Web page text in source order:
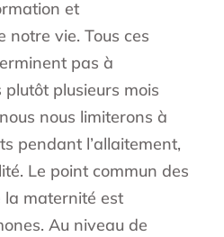
et
notre vie. Tous ces
pas à
plutôt plusieurs mois
nous limiterons à
pendant l’allaitement,
Le point commun des
la maternité est
Au niveau de